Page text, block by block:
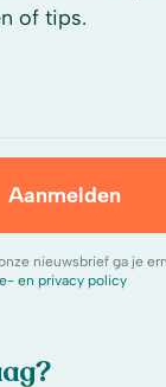
of tips.
Aanmelden
nieuwsbrief ga je
en privacy policy